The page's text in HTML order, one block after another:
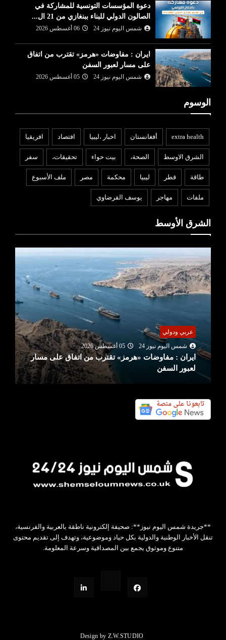
دعوة المؤسسات التونسية للمشاركة في
الصالون الدولي للبناء ببنغازي من 21 ال...
شمس اليوم نيوز 24 06 أغسطس 2026
ايران : مفاوضات «هرمز» تقترب من اتفاق
على مسار لعبور السفن
شمس اليوم نيوز 24 05 أغسطس 2026
الوسوم
extra health أفغانستان اخبار ،ليبيا افتصاد افريقيا
الشرق الاوسط الصحة، بيت حواء تحقيقات، سفر
طاقة قطر ليبيا محكمة مصر ملف الأسبوع
ملفات مهاجر يوسف القرضاوي
الشرق الأوسط
عربي ودولي
شمس اليوم نيوز 24
05 أغسطس 2026
ترامب يهاجم المصري «عبد الرحمن السيد» بعد فوزه
بانتخابات ميتشيغان
**جريدة شمس اليوم نيوز**: صحيفة إلكترونية ناطقة بالعربية والفرنسية،
تنقل الأخبار الوطنية والدولية بكل حياد وموضوعية، وتهدف إلى تقديم محتوى
متنوع وموثوق يجمع بين المصداقية وسرعة المعلومة.
Design by Z.W.STUDIO